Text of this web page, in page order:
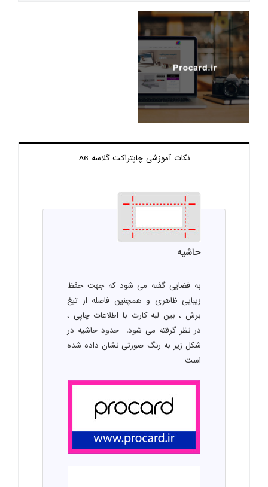
نکات آموزشی چاپتراکت گلاسه A6
حاشیه
به فضایی گفته می شود که جهت حفظ
زیبایی ظاهری و همچنین فاصله از تیغ
برش ، بین لبه کارت با اطلاعات چاپی ،
در نظر گرفته می شود. حدود حاشیه در
شکل زیر به رنگ صورتی نشان داده شده
است